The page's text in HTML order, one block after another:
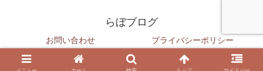
らぼブログ
お問い合わせ プライバシーポリシー
© 2020 らぼブログ.